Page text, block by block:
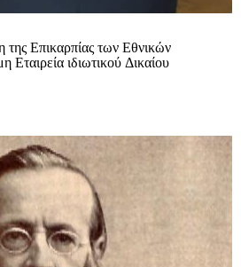
Επικαρπίας των Εθνικών
ιδιωτικού Δικαίου